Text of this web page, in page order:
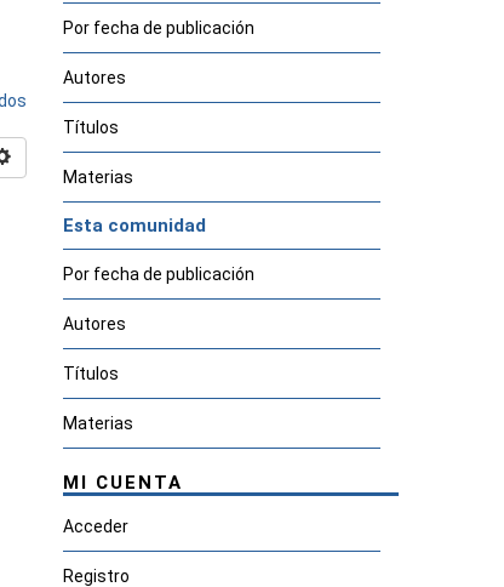
Por fecha de publicación
Autores
Títulos
Materias
Esta comunidad
Por fecha de publicación
Autores
Títulos
Materias
MI CUENTA
Acceder
Registro